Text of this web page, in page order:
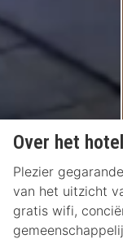
Over het hotel
Plezier
van het uitzicht
gratis wifi,